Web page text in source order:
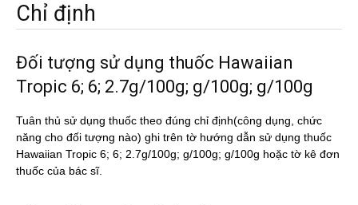
Chỉ định
Đối tượng sử dụng thuốc Hawaiian
Tropic 6; 6; 2.7g/100g; g/100g; g/100g
Tuân thủ sử dụng thuốc theo đúng chỉ định(công dụng, chức
năng cho đối tượng nào) ghi trên tờ hướng dẫn sử dụng thuốc
Hawaiian Tropic 6; 6; 2.7g/100g; g/100g; g/100g hoặc tờ kê đơn
thuốc của bác sĩ.